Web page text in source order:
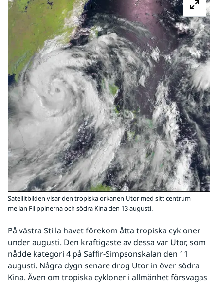
Satellitbilden visar den tropiska orkanen Utor med sitt centrum
mellan Filippinerna och södra Kina den 13 augusti.
På västra Stilla havet förekom åtta tropiska cykloner
under augusti. Den kraftigaste av dessa var Utor, som
nådde kategori 4 på Saffir-Simpsonskalan den 11
augusti. Några dygn senare drog Utor in över södra
Kina. Även om tropiska cykloner i allmänhet försvagas